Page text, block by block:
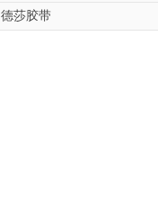
德莎胶带